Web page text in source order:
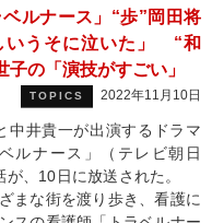
ベルナース」“歩”岡田将
いうそに泣いた」 “和
子の「演技がすごい」
TOPICS 2022年11月10日
井貴一が出演するドラマ
ルナース」（テレビ朝日
が、10日に放送された。
まな街を渡り歩き、看護に